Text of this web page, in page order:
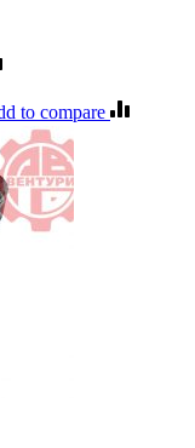
to compare